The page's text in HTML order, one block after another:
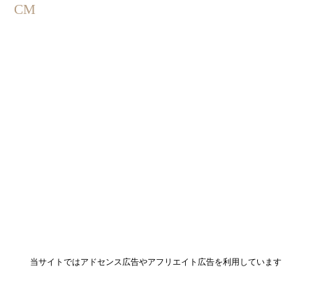
CM
当サイトではアドセンス広告やアフリエイト広告を利用しています